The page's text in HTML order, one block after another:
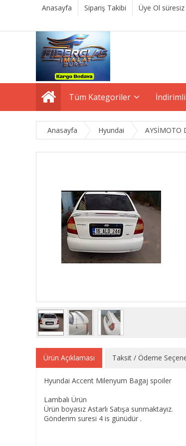
Anasayfa Sipariş Takibi Üye Ol
Tüm Kategoriler
Anasayfa Hyundai AYSİMOTO
Ürün Açıklaması Taksit / Ödeme
Hyundai Accent Milenyum Bagaj spoiler
Lambalı Ürün
Ürün boyasız Astarlı Satışa sunmaktayız.
Gönderim suresi 4 is günüdür .